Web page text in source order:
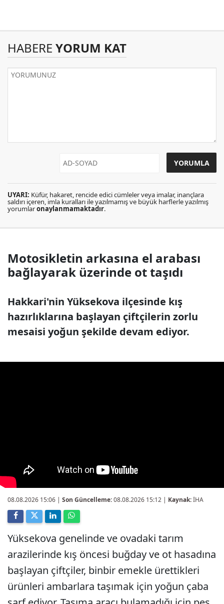
HABERE YORUM KAT
UYARI: Küfür, hakaret, rencide edici cümleler veya imalar, inançlara
saldırı içeren, imla kuralları ile yazılmamış ve büyük harflerle yazılmış
yorumlaronaylanmamaktadır.
Motosikletin arkasına el arabası
bağlayarak üzerinde ot taşıdı
Hakkari'nin Yüksekova ilçesinde kış
hazırlıklarına başlayan çiftçilerin zorlu
mesaisi yoğun şekilde devam ediyor.
08.08.2026 15:06 | Son Güncelleme:08.08.2026 15:12 | Kaynak:İHA
Yüksekova genelinde ve ovadaki tarım
arazilerinde kış öncesi buğday ve ot hasadına
başlayan çiftçiler, binbir emekle ürettikleri
ürünleri ambarlara taşımak için yoğun çaba